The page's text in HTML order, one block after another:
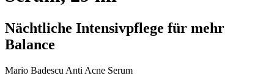
Nächtliche Intensivpflege für mehr
Balance
Mario Badescu Anti Acne Serum